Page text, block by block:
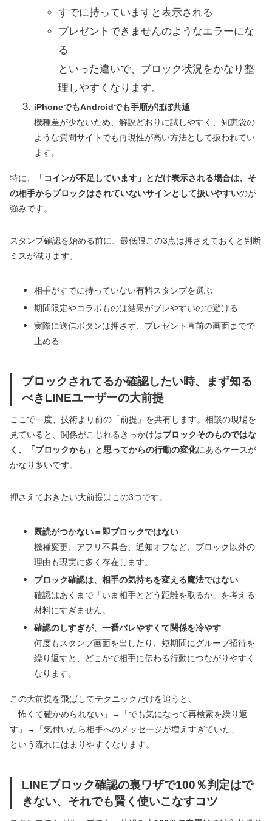
すでに持っていますと表示される
プレゼントできませんのようなエラーにな
る
といった違いで、ブロック状況をかなり整
理しやすくなります。
iPhoneでもAndroidでも手順がほぼ共通
機種差が少ないため、解説どおりに試しやすく、知恵袋の
ような質問サイトでも再現性が高い方法として扱われてい
ます。
特に、
「コインが不足しています」とだけ表示される場合は、そ
の相手からブロックはされていないサインとして扱いやすいのが
強みです。
スタンプ確認を始める前に、最低限この3点は押さえておくと判断
ミスが減ります。
相手がすでに持っていない有料スタンプを選ぶ
期間限定やコラボものは結果がブレやすいので避ける
実際に送信ボタンは押さず、プレゼント直前の画面までで
止める
ブロックされてるか確認したい時、まず知る
べきLINEユーザーの大前提
ここで一度、技術より前の「前提」を共有します。相談の現場を
見ていると、関係がこじれるきっかけはブロックそのものではな
く、「ブロックかも」と思ってからの行動の変化にあるケースが
かなり多いです。
押さえておきたい大前提はこの3つです。
既読がつかない＝即ブロックではない
機種変更、アプリ不具合、通知オフなど、ブロック以外の
理由も現実に多く存在します。
ブロック確認は、相手の気持ちを変える魔法ではない
確認はあくまで「いま相手とどう距離を取るか」を考える
材料にすぎません。
確認のしすぎが、一番バレやすくて関係を冷やす
何度もスタンプ画面を出したり、短期間にグループ招待を
繰り返すと、どこかで相手に伝わる行動につながりやすく
なります。
この大前提を飛ばしてテクニックだけを追うと、
「怖くて確かめられない」→「でも気になって再検索を繰り返
す」→「気付いたら相手へのメッセージが増えすぎていた」
という流れにはまりやすくなります。
LINEブロック確認の裏ワザで100％判定はで
きない、それでも賢く使いこなすコツ